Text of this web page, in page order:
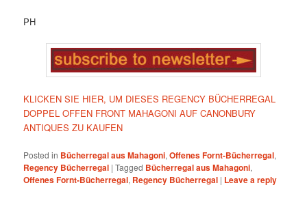
PH
KLICKEN SIE HIER, UM DIESES REGENCY BÜCHERREGAL
DOPPEL OFFEN FRONT MAHAGONI AUF CANONBURY
ANTIQUES ZU KAUFEN
Posted in Bücherregal aus Mahagoni,Offenes Fornt-Bücherregal,
Regency Bücherregal |Tagged Bücherregal aus Mahagoni,
Offenes Fornt-Bücherregal, Regency Bücherregal | Leave a reply